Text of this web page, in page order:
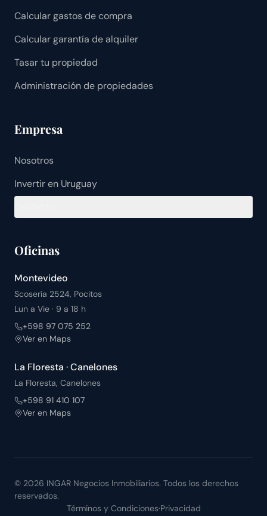
Calcular gastos de compra
Calcular garantía de alquiler
Tasar tu propiedad
Administración de propiedades
Empresa
Nosotros
Invertir en Uruguay
Oficinas
Montevideo
Scosería 2524, Pocitos
Lun a Vie · 9 a 18 h
+598 97 075 252
Ver en Maps
La Floresta · Canelones
La Floresta, Canelones
+598 91 410 107
Ver en Maps
© 2026 INGAR Negocios Inmobiliarios. Todos los derechos
reservados.
Términos y Condiciones·Privacidad